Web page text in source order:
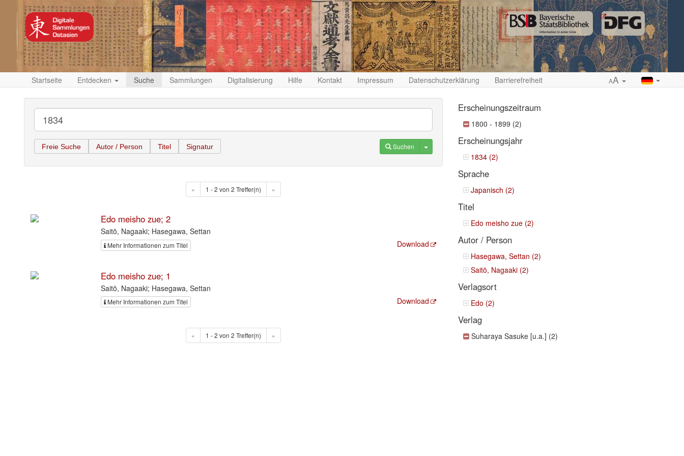
Startseite Entdecken Suche Sammlungen Digitalisierung Hilfe Kontakt Impressum Datenschutzerklärung Barrierefreiheit AA
Freie Suche Autor / Person Titel Signatur Suchen Toggle Dropdown
« 1 - 2 von 2 Treffer(n) »
Edo meisho zue; 2
Saitō, Nagaaki; Hasegawa, Settan
Mehr Informationen zum Titel Download
Edo meisho zue; 1
Saitō, Nagaaki; Hasegawa, Settan
Mehr Informationen zum Titel Download
« 1 - 2 von 2 Treffer(n) »
Erscheinungszeitraum
1800 - 1899 (2)
Erscheinungsjahr
1834 (2)
Sprache
Japanisch (2)
Titel
Edo meisho zue (2)
Autor / Person
Hasegawa, Settan (2)
Saitō, Nagaaki (2)
Verlagsort
Edo (2)
Verlag
Suharaya Sasuke [u.a.] (2)